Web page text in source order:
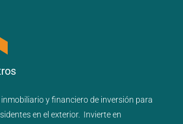
inmobiliarioyfinancierode inversión para
en el exterior. Invierte en